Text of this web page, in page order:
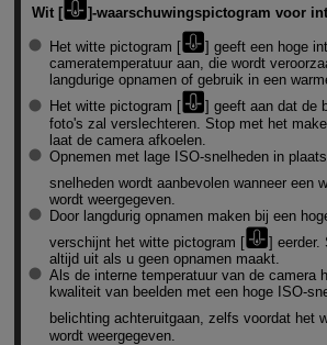
Wit [ ]-waarschuwingspictogram voor
Het witte pictogram [
] geeft een hoge
cameratemperatuur aan, die wordt
langdurige opnamen of gebruik in een
Het witte pictogram [
] geeft aan dat de
foto's zal verslechteren. Stop met het
laat de camera afkoelen.
Opnemen met lage ISO-snelheden in
snelheden wordt aanbevolen wanneer een
wordt weergegeven.
Door langdurig opnamen maken bij een
verschijnt het witte pictogram [
] eerder.
altijd uit als u geen opnamen maakt.
Als de interne temperatuur van de camera
kwaliteit van beelden met een hoge ISO-
belichting achteruitgaan, zelfs voordat het
wordt weergegeven.